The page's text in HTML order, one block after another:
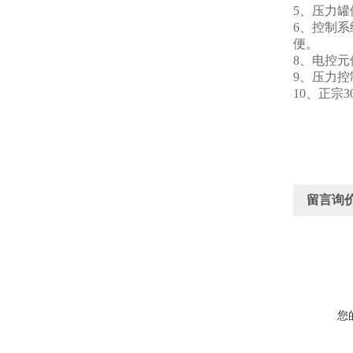
5、压力
6、控制系
便。
8、电控元
9、压力控
10、正宗
留言询
您